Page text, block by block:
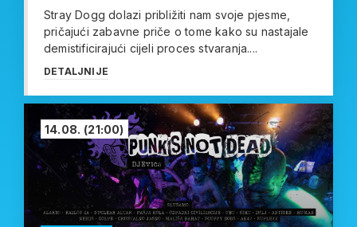
Stray Dogg dolazi približiti nam svoje pjesme,
pričajući zabavne priče o tome kako su nastajale
demistificirajući cijeli proces stvaranja....
DETALJNIJE
14.08. (21:00)